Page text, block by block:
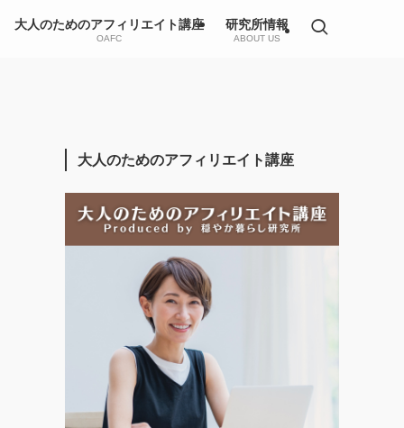
大人のためのアフィリエイト講座
OAFC
研究所情報
ABOUT US
大人のためのアフィリエイト講座